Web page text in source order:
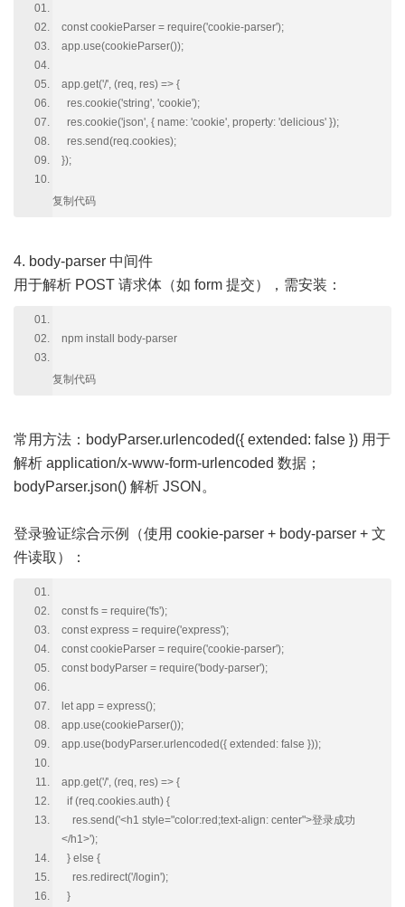
const cookieParser = require('cookie-parser');
app.use(cookieParser());
app.get('/', (req, res) => {
res.cookie('string', 'cookie');
res.cookie('json', { name: 'cookie', property: 'delicious' });
res.send(req.cookies);
});
复制代码
4. body-parser 中间件
用于解析 POST 请求体（如 form 提交），需安装：
npm install body-parser
复制代码
常用方法：bodyParser.urlencoded({ extended: false }) 用于
解析 application/x-www-form-urlencoded 数据；
bodyParser.json() 解析 JSON。
登录验证综合示例（使用 cookie-parser + body-parser + 文
件读取）：
const fs = require('fs');
const express = require('express');
const cookieParser = require('cookie-parser');
const bodyParser = require('body-parser');
let app = express();
app.use(cookieParser());
app.use(bodyParser.urlencoded({ extended: false }));
app.get('/', (req, res) => {
if (req.cookies.auth) {
res.send('<h1 style="color:red;text-align: center">登录成功
</h1>');
} else {
res.redirect('/login');
}